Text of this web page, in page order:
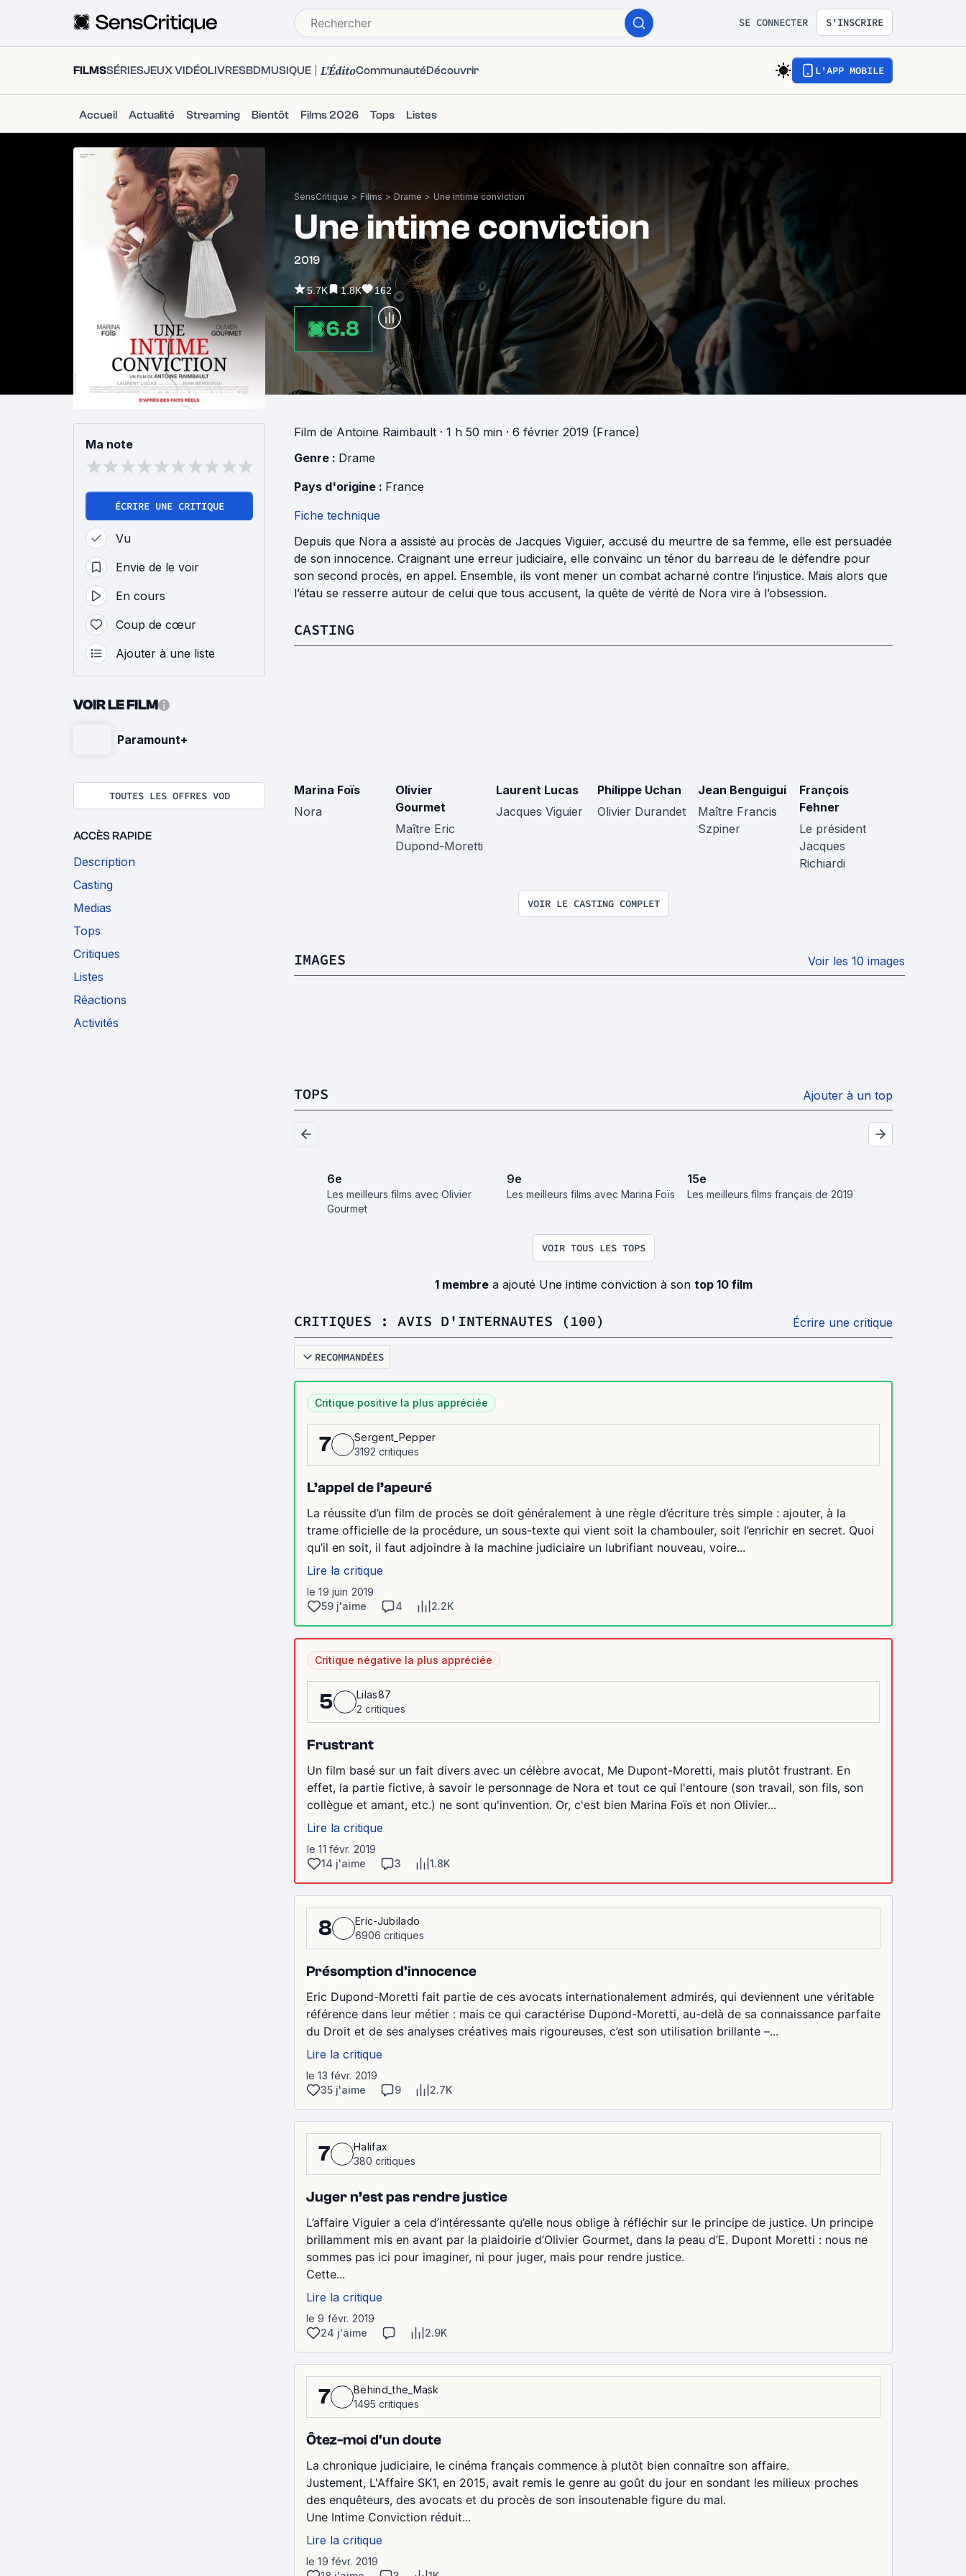
SE CONNECTER S'INSCRIRE
FILMSSÉRIESJEUX VIDÉOLIVRESBDMUSIQUE L'ÉditoCommunautéDécouvrir L'APP MOBILE
Accueil Actualité Streaming Bientôt Films 2026 Tops Listes
SensCritique > Films > Drame > Une intime conviction
Une intime conviction
2019
5.7K 1.8K 162
6.8
Ma note
ÉCRIRE UNE CRITIQUE
Vu
Envie de le voir
En cours
Coup de cœur
Ajouter à une liste
VOIR LE FILM
Paramount+
TOUTES LES OFFRES VOD
ACCÈS RAPIDE
Description
Casting
Medias
Tops
Critiques
Listes
Réactions
Activités
Film de Antoine Raimbault · 1 h 50 min · 6 février 2019 (France)
Genre : Drame
Pays d'origine : France
Fiche technique
Depuis que Nora a assisté au procès de Jacques Viguier, accusé du meurtre de sa femme, elle est persuadée
de son innocence. Craignant une erreur judiciaire, elle convainc un ténor du barreau de le défendre pour
son second procès, en appel. Ensemble, ils vont mener un combat acharné contre l’injustice. Mais alors que
l’étau se resserre autour de celui que tous accusent, la quête de vérité de Nora vire à l’obsession.
CASTING
Marina Foïs
Nora
Olivier
Gourmet
Maître Eric
Dupond-Moretti
Laurent Lucas
Jacques Viguier
Philippe Uchan
Olivier Durandet
Jean Benguigui
Maître Francis
Szpiner
François
Fehner
Le président
Jacques
Richiardi
VOIR LE CASTING COMPLET
IMAGES Voir les 10 images
TOPS Ajouter à un top
6e
Les meilleurs films avec Olivier
Gourmet
9e
Les meilleurs films avec Marina Foïs
15e
Les meilleurs films français de 2019
VOIR TOUS LES TOPS
1 membrea ajouté Une intime conviction à son top 10 film
CRITIQUES : AVIS D'INTERNAUTES (100) Écrire une critique
RECOMMANDÉES
Critique positive la plus appréciée
7
Sergent_Pepper
3192 critiques
L’appel de l’apeuré
La réussite d’un film de procès se doit généralement à une règle d’écriture très simple : ajouter, à la
trame officielle de la procédure, un sous-texte qui vient soit la chambouler, soit l’enrichir en secret. Quoi
qu’il en soit, il faut adjoindre à la machine judiciaire un lubrifiant nouveau, voire...
Lire la critique
le 19 juin 2019
59 j'aime
4 2.2K
Critique négative la plus appréciée
5
Lilas87
2 critiques
Frustrant
Un film basé sur un fait divers avec un célèbre avocat, Me Dupont-Moretti, mais plutôt frustrant. En
effet, la partie fictive, à savoir le personnage de Nora et tout ce qui l'entoure (son travail, son fils, son
collègue et amant, etc.) ne sont qu'invention. Or, c'est bien Marina Foïs et non Olivier...
Lire la critique
le 11 févr. 2019
14 j'aime
3 1.8K
8
Eric-Jubilado
6906 critiques
Présomption d'innocence
Eric Dupond-Moretti fait partie de ces avocats internationalement admirés, qui deviennent une véritable
référence dans leur métier : mais ce qui caractérise Dupond-Moretti, au-delà de sa connaissance parfaite
du Droit et de ses analyses créatives mais rigoureuses, c’est son utilisation brillante –...
Lire la critique
le 13 févr. 2019
35 j'aime
9 2.7K
7
Halifax
380 critiques
Juger n’est pas rendre justice
L’affaire Viguier a cela d’intéressante qu’elle nous oblige à réfléchir sur le principe de justice. Un principe
brillamment mis en avant par la plaidoirie d’Olivier Gourmet, dans la peau d’E. Dupont Moretti : nous ne
sommes pas ici pour imaginer, ni pour juger, mais pour rendre justice.
Cette...
Lire la critique
le 9 févr. 2019
24 j'aime
2.9K
7
Behind_the_Mask
1495 critiques
Ôtez-moi d'un doute
La chronique judiciaire, le cinéma français commence à plutôt bien connaître son affaire.
Justement, L'Affaire SK1, en 2015, avait remis le genre au goût du jour en sondant les milieux proches
des enquêteurs, des avocats et du procès de son insoutenable figure du mal.
Une Intime Conviction réduit...
Lire la critique
le 19 févr. 2019